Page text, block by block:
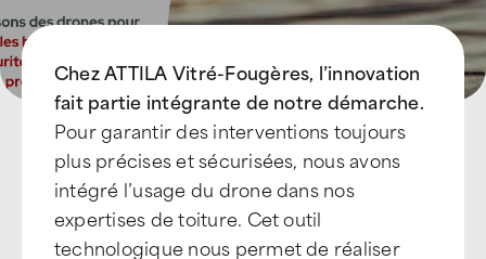
Chez ATTILA Vitré-Fougères, l’innovation
fait partie intégrante de notre démarche.
Pour garantir des interventions toujours
plus précises et sécurisées, nous avons
intégré l’usage du drone dans nos
expertises de toiture. Cet outil
technologique nous permet de réaliser